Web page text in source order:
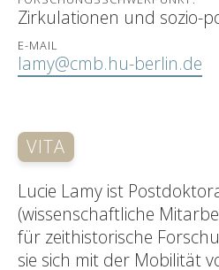
Zirkulationen und sozio-
E-MAIL
lamy@cmb.hu-berlin.de
VITA
Lucie Lamy ist
(wissenschaftliche
für zeithistorische
sie sich mit der Mobilität